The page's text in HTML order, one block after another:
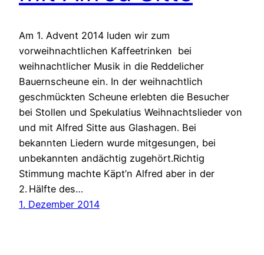
Am 1. Advent 2014 luden wir zum
vorweihnachtlichen Kaffeetrinken bei
weihnachtlicher Musik in die Reddelicher
Bauernscheune ein. In der weihnachtlich
geschmückten Scheune erlebten die Besucher
bei Stollen und Spekulatius Weihnachtslieder von
und mit Alfred Sitte aus Glashagen. Bei
bekannten Liedern wurde mitgesungen, bei
unbekannten andächtig zugehört.Richtig
Stimmung machte Käpt’n Alfred aber in der
2. Hälfte des…
1. Dezember 2014